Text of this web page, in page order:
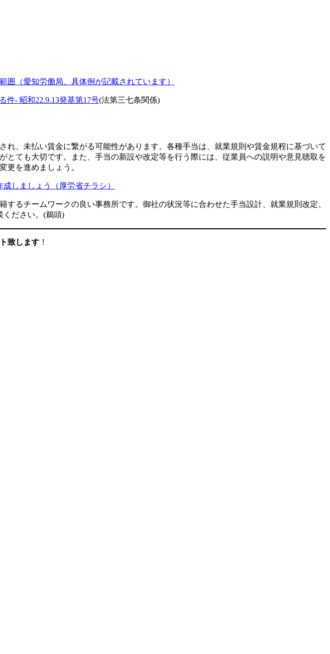
囲（愛知労働局、具体例が記載されています）
件- 昭和22.9.13発基第17号(法第三七条関係)
、未払い賃金に繋がる可能性があります。各種手当は、就業規則や賃金規程に基づいて
ても大切です。また、手当の新設や改定等を行う際には、従業員への説明や意見聴取を
更を進めましょう。
成しましょう（厚労省チラシ）
るチームワークの良い事務所です。御社の状況等に合わせた手当設計、就業規則改定、
ください。(鵜頭)
致します ！